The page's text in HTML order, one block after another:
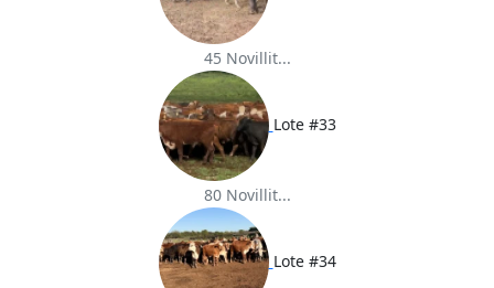
45 Novillit...
Lote #33
80 Novillit...
Lote #34